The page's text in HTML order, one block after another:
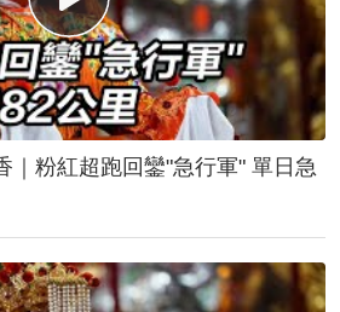
紅超跑回鑾"急行軍" 單日急